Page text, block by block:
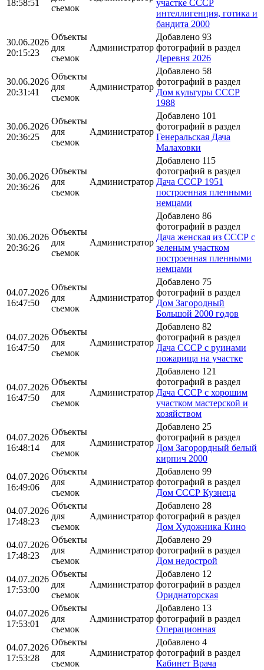
18:58:51
съемок
участке СССР
интеллигенция, готика и
бандита 2000
30.06.2026
20:15:23
Объекты
для
съемок
Администратор
Добавлено 93
фотографий в раздел
Деревня 2026
30.06.2026
20:31:41
Объекты
для
съемок
Администратор
Добавлено 58
фотографий в раздел
Дом культуры СССР
1988
30.06.2026
20:36:25
Объекты
для
съемок
Администратор
Добавлено 101
фотографий в раздел
Генеральская Дача
Малаховки
30.06.2026
20:36:26
Объекты
для
съемок
Администратор
Добавлено 115
фотографий в раздел
Дача СССР 1951
построенная пленными
немцами
30.06.2026
20:36:26
Объекты
для
съемок
Администратор
Добавлено 86
фотографий в раздел
Дача женская из СССР с
зеленым участком
построенная пленными
немцами
04.07.2026
16:47:50
Объекты
для
съемок
Администратор
Добавлено 75
фотографий в раздел
Дом Загородный
Большой 2000 годов
04.07.2026
16:47:50
Объекты
для
съемок
Администратор
Добавлено 82
фотографий в раздел
Дача СССР с руинами
пожарища на участке
04.07.2026
16:47:50
Объекты
для
съемок
Администратор
Добавлено 121
фотографий в раздел
Дача СССР с хорошим
участком мастерской и
хозяйством
04.07.2026
16:48:14
Объекты
для
съемок
Администратор
Добавлено 25
фотографий в раздел
Дом Загорордный белый
кирпич 2000
04.07.2026
16:49:06
Объекты
для
съемок
Администратор
Добавлено 99
фотографий в раздел
Дом СССР Кузнеца
04.07.2026
17:48:23
Объекты
для
съемок
Администратор
Добавлено 28
фотографий в раздел
Дом Художника Кино
04.07.2026
17:48:23
Объекты
для
съемок
Администратор
Добавлено 29
фотографий в раздел
Дом недострой
04.07.2026
17:53:00
Объекты
для
съемок
Администратор
Добавлено 12
фотографий в раздел
Ориднаторская
04.07.2026
17:53:01
Объекты
для
съемок
Администратор
Добавлено 13
фотографий в раздел
Операционная
04.07.2026
17:53:28
Объекты
для
съемок
Администратор
Добавлено 4
фотографий в раздел
Кабинет Врача